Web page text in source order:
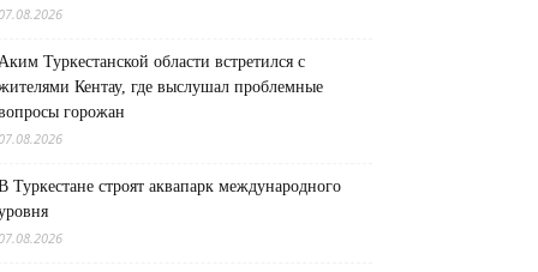
Туркестанской области встретился с
Кентау, где выслушал проблемные
горожан
Туркестане строят аквапарк международного